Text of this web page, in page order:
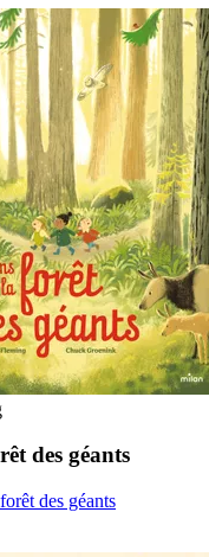
des géants
des géants